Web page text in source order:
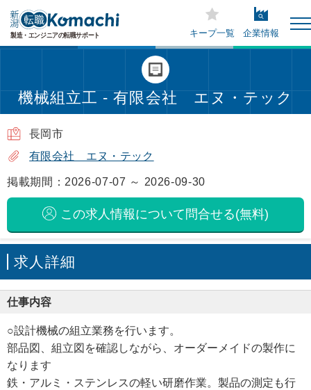
キープ一覧 企業情報
機械組立工 - 有限会社 エヌ・テック
長岡市
有限会社 エヌ・テック
掲載期間：2026-07-07 ～ 2026-09-30
この求人情報について問合せる(無料)
求人詳細
仕事内容
○設計機械の組立業務を行います。
部品図、組立図を確認しながら、オーダーメイドの製作に
なります
鉄・アルミ・ステンレスの軽い研磨作業。製品の測定も行